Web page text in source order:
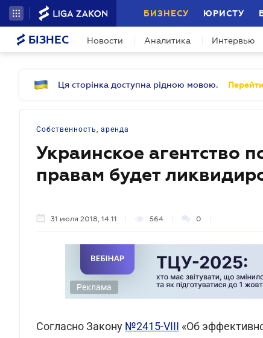
БИЗНЕСУ ЮРИСТУ
БІЗНЕС Новости Аналитика Интервью
Ця сторінка доступна рідною мовою.
Собственность, аренда
Украинское агентство
правам будет
31 июля 2018, 14:11 564 0
Реклама
Согласно Закону №2415-VIII «Об